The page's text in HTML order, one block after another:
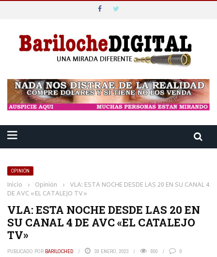
OPINIÓN
Inicio › Opinión › VLA: ESTA NOCHE DESDE LAS 20 EN SU CANAL 4
DE AVC «EL CATALEJO TV»
VLA: ESTA NOCHE DESDE LAS 20 EN
SU CANAL 4 DE AVC «EL CATALEJO
TV»
PUBLICADO POR BARILOCHED 30 ENERO, 2023 800 0